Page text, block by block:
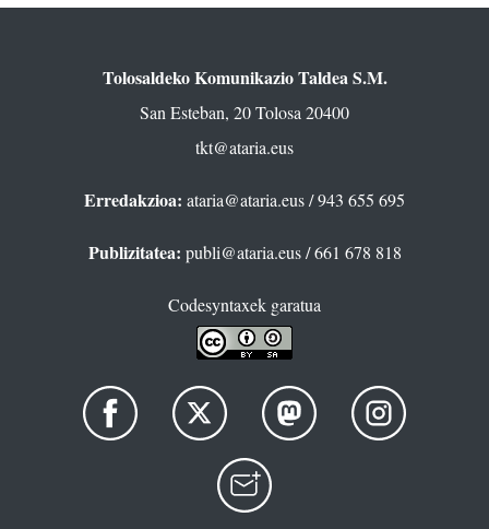
Tolosaldeko Komunikazio Taldea S.M.
San Esteban, 20 Tolosa 20400
tkt@ataria.eus
Erredakzioa: ataria@ataria.eus/ 943 655 695
Publizitatea: publi@ataria.eus/ 661 678 818
Codesyntaxek garatua